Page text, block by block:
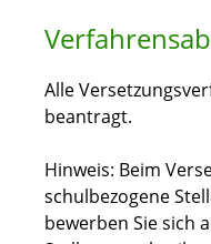
Alle
beantragt.
Hinweis: Beim
schulbezogene
bewerben Sie sich